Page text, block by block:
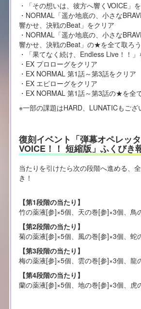
・「その想いは、彼方へ響くVOICE」
・NORMAL「遥か地底の、小さな
響かせ、決戦のBeat」をクリア
・NORMAL「遥か地底の、小さな
響かせ、決戦のBeat」の★を全て取ろう
・「果てなく続け、Endless Live！！
・EX プロローグをクリア
・EX NORMAL 第1話～第3話をクリア
・EX エピローグをクリア
・EX NORMAL 第1話～第3話の★を全
※一部の課題はHARD、LUNATICもござ
復刻イベント「弾幕オペレッ
VOICE！！ 短縮版」ふくびき
当たりを引けたら次の段階へ進める、
き！
【第1段階の当たり】
竹の薬液[参]×5個、天の巻[参]×3個、鳥
【第2段階の当たり】
菊の薬液[参]×5個、風の巻[参]×3個、蛇
【第3段階の当たり】
梅の薬液[参]×5個、雲の巻[参]×3個、龍
【第4段階の当たり】
蘭の薬液[参]×5個、地の巻[参]×3個、虎